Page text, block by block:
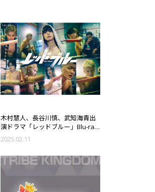
木村慧人、長谷川慎、武知海青出
演ドラマ「レッドブルー」Blu-ray
BOX 予約受付スタート!!
2025.02.11